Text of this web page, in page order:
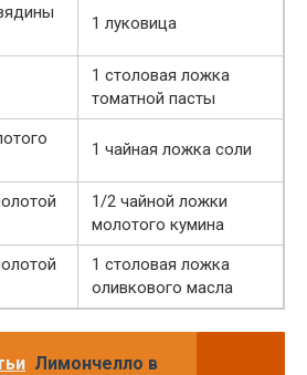
1 луковица
1 столовая ложка
томатной пасты
1 чайная ложка соли
1/2 чайной ложки
молотого кумина
1 столовая ложка
оливкового масла
Лимончелло в